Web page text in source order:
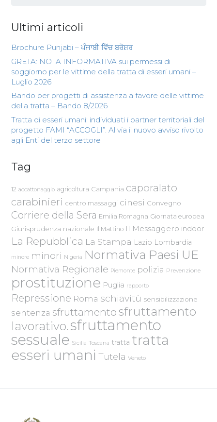
Ultimi articoli
Brochure Punjabi – ਪੰਜਾਬੀ ਵਿੱਚ ਬਰੋਸ਼ਰ
GRETA: NOTA INFORMATIVA sui permessi di
soggiorno per le vittime della tratta di esseri umani –
Luglio 2026
Bando per progetti di assistenza a favore delle vittime
della tratta – Bando 8/2026
Tratta di esseri umani: individuati i partner territoriali del
progetto FAMI “ACCOGLI”. Al via il nuovo avviso rivolto
agli Enti del terzo settore
Tag
12 accattonaggio agricoltura Campania caporalato
carabinieri centro massaggi cinesi Convegno
Corriere della Sera Emilia Romagna Giornata europea
Giurisprudenza nazionale Il Mattino Il Messaggero indoor
La Repubblica La Stampa Lazio Lombardia
minore minori Nigeria Normativa Paesi UE
Normativa Regionale Piemonte polizia Prevenzione
prostituzione Puglia rapporto
Repressione Roma schiavitù sensibilizzazione
sentenza sfruttamento sfruttamento
lavorativo.sfruttamento
sessuale Sicilia Toscana tratta tratta
esseri umani Tutela Veneto